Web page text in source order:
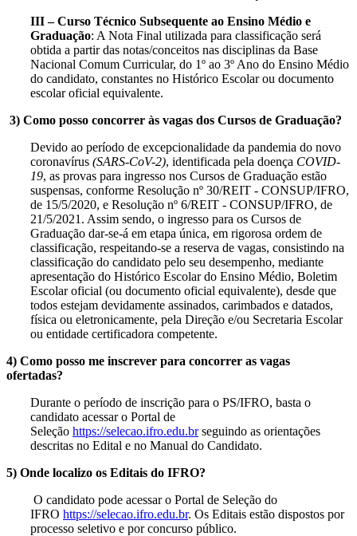
III – Curso Técnico Subsequente ao Ensino Médio e
Graduação: A Nota Final utilizada para classificação será
obtida a partir das notas/conceitos nas disciplinas da Base
Nacional Comum Curricular, do 1º ao 3º Ano do Ensino Médio
do candidato, constantes no Histórico Escolar ou documento
escolar oficial equivalente.
3) Como posso concorrer às vagas dos Cursos de Graduação?
Devido ao período de excepcionalidade da pandemia do novo
coronavírus (SARS-CoV-2), identificada pela doença COVID-
19, as provas para ingresso nos Cursos de Graduação estão
suspensas, conforme Resolução nº 30/REIT - CONSUP/IFRO,
de 15/5/2020, e Resolução nº 6/REIT - CONSUP/IFRO, de
21/5/2021. Assim sendo, o ingresso para os Cursos de
Graduação dar-se-á em etapa única, em rigorosa ordem de
classificação, respeitando-se a reserva de vagas, consistindo na
classificação do candidato pelo seu desempenho, mediante
apresentação do Histórico Escolar do Ensino Médio, Boletim
Escolar oficial (ou documento oficial equivalente), desde que
todos estejam devidamente assinados, carimbados e datados,
física ou eletronicamente, pela Direção e/ou Secretaria Escolar
ou entidade certificadora competente.
4) Como posso me inscrever para concorrer as vagas
ofertadas?
Durante o período de inscrição para o PS/IFRO, basta o
candidato acessar o Portal de
Seleção https://selecao.ifro.edu.brseguindo as orientações
descritas no Edital e no Manual do Candidato.
5) Onde localizo os Editais do IFRO?
O candidato pode acessar o Portal de Seleção do
IFRO https://selecao.ifro.edu.br. Os Editais estão dispostos por
processo seletivo e por concurso público.